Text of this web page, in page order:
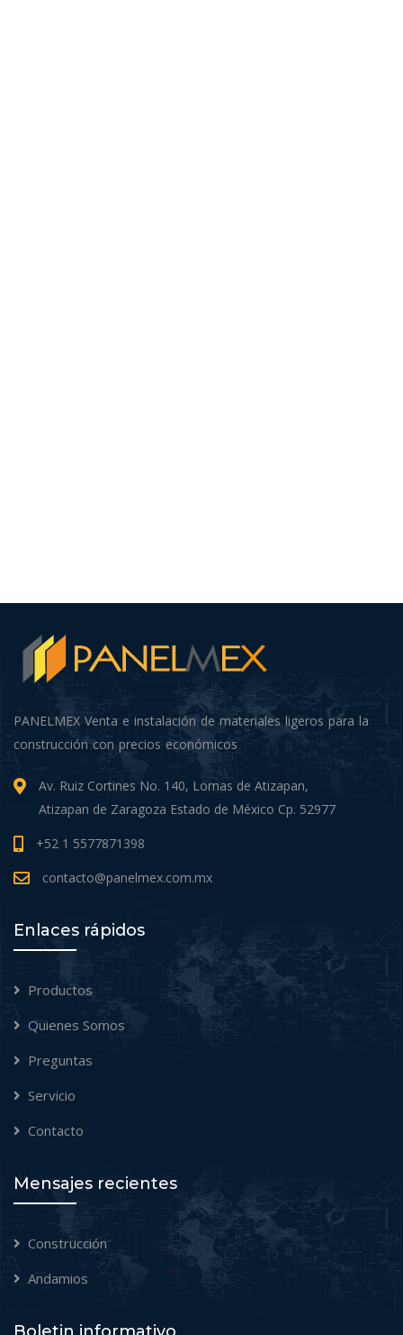
PANELMEX Venta e instalación de materiales ligeros para la
construcción con precios económicos
Av. Ruiz Cortines No. 140, Lomas de Atizapan,
Atizapan de Zaragoza Estado de México Cp. 52977
+52 1 5577871398
contacto@panelmex.com.mx
Enlaces rápidos
Productos
Quienes Somos
Preguntas
Servicio
Contacto
Mensajes recientes
Construcción
Andamios
Boletin informativo